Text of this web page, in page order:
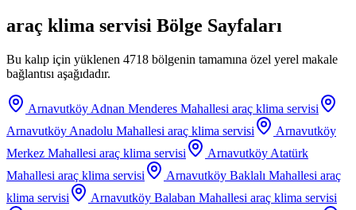
araç klima servisi Bölge Sayfaları
Bu kalıp için yüklenen 4718 bölgenin tamamına özel yerel makale
bağlantısı aşağıdadır.
Arnavutköy Adnan Menderes Mahallesi araç klima servisi
Arnavutköy Anadolu Mahallesi araç klima servisi
Arnavutköy
Merkez Mahallesi araç klima servisi
Arnavutköy Atatürk
Mahallesi araç klima servisi Arnavutköy Baklalı Mahallesi araç
klima servisi
Arnavutköy Balaban Mahallesi araç klima servisi